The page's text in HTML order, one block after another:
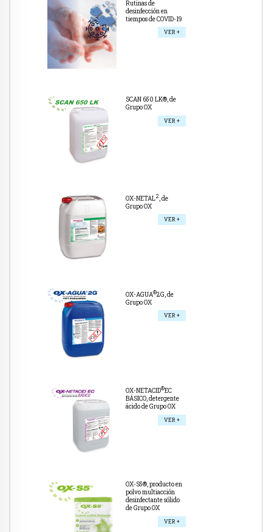
Rutinas de
desinfección en
tiempos de COVID-19
VER +
SCAN 650 LK®, de
Grupo OX
VER +
OX-NETAL2, de
Grupo OX
VER +
OX-AGUA®2G, de
Grupo OX
VER +
OX-NETACID®EC
BÁSICO, detergente
ácido de Grupo OX
VER +
OX-S5®, producto en
polvo multiacción
desinfectante sólido
de Grupo OX
VER +